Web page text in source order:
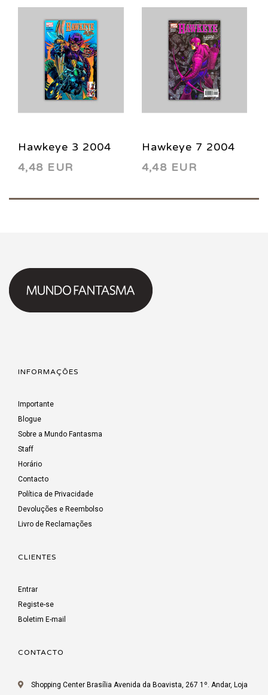
Hawkeye 3 2004
4,48 EUR
Hawkeye 7 2004
4,48 EUR
INFORMAÇÕES
Importante
Blogue
Sobre a Mundo Fantasma
Staff
Horário
Contacto
Política de Privacidade
Devoluções e Reembolso
Livro de Reclamações
CLIENTES
Entrar
Registe-se
Boletim E-mail
CONTACTO
Shopping Center Brasília Avenida da Boavista, 267 1º. Andar, Loja